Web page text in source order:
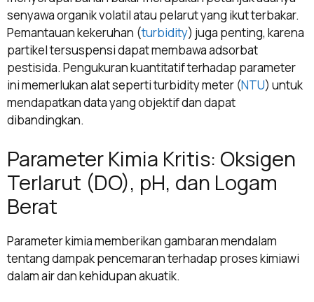
senyawa organik volatil atau pelarut yang ikut terbakar.
Pemantauan kekeruhan (turbidity) juga penting, karena
partikel tersuspensi dapat membawa adsorbat
pestisida. Pengukuran kuantitatif terhadap parameter
ini memerlukan alat seperti turbidity meter (NTU) untuk
mendapatkan data yang objektif dan dapat
dibandingkan.
Parameter Kimia Kritis: Oksigen
Terlarut (DO), pH, dan Logam
Berat
Parameter kimia memberikan gambaran mendalam
tentang dampak pencemaran terhadap proses kimiawi
dalam air dan kehidupan akuatik.